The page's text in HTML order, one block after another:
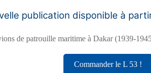
publication disponible à
de patrouille maritime à Dakar (1939-
Commander le L 53 !